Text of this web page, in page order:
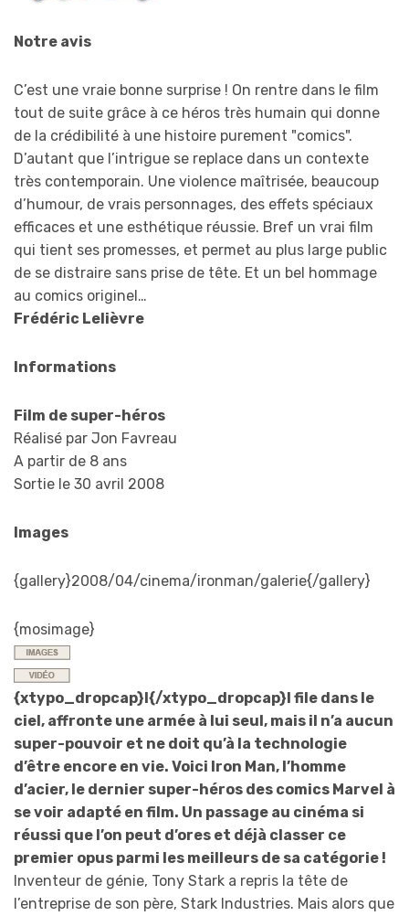
Notre avis
C’est une vraie bonne surprise ! On rentre dans le film
tout de suite grâce à ce héros très humain qui donne
de la crédibilité à une histoire purement "comics".
D’autant que l’intrigue se replace dans un contexte
très contemporain. Une violence maîtrisée, beaucoup
d’humour, de vrais personnages, des effets spéciaux
efficaces et une esthétique réussie. Bref un vrai film
qui tient ses promesses, et permet au plus large public
de se distraire sans prise de tête. Et un bel hommage
au comics originel…
Frédéric Lelièvre
Informations
Film de super-héros
Réalisé par Jon Favreau
A partir de 8 ans
Sortie le 30 avril 2008
Images
{gallery}2008/04/cinema/ironman/galerie{/gallery}
{mosimage}
{xtypo_dropcap}I{/xtypo_dropcap}l file dans le
ciel, affronte une armée à lui seul, mais il n’a aucun
super-pouvoir et ne doit qu’à la technologie
d’être encore en vie. Voici Iron Man, l’homme
d’acier, le dernier super-héros des comics Marvel à
se voir adapté en film. Un passage au cinéma si
réussi que l’on peut d’ores et déjà classer ce
premier opus parmi les meilleurs de sa catégorie !
Inventeur de génie, Tony Stark a repris la tête de
l’entreprise de son père, Stark Industries. Mais alors que